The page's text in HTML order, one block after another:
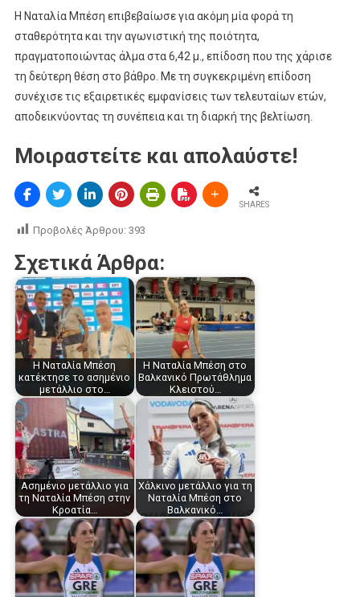
Η Ναταλία Μπέση επιβεβαίωσε για ακόμη μία φορά τη
σταθερότητα και την αγωνιστική της ποιότητα,
πραγματοποιώντας άλμα στα 6,42 μ., επίδοση που της χάρισε
τη δεύτερη θέση στο βάθρο. Με τη συγκεκριμένη επίδοση
συνέχισε τις εξαιρετικές εμφανίσεις των τελευταίων ετών,
αποδεικνύοντας τη συνέπεια και τη διαρκή της βελτίωση.
Μοιραστείτε και απολαύστε!
SHARES
Προβολές Άρθρου: 393
Σχετικά Άρθρα:
Η Ναταλία Μπέση
κατέκτησε το ασημένιο
μετάλλιο στο…
Η Ναταλία Μπέση στο
Βαλκανικό Πρωτάθλημα
Κλειστού…
Ασημένιο μετάλλιο για
τη Ναταλία Μπέση στην
Κροατία…
Χάλκινο μετάλλιο για τη
Ναταλία Μπέση στο
Βαλκανικό…